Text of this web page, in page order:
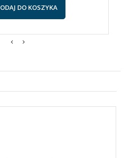
DO KOSZYKA